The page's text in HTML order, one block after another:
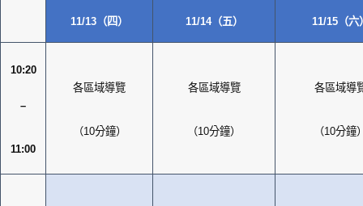
11/13 （四） 11/14（五） 11/15（六
10:20
–
11:00
各區域導覽
（10分鐘）
各區域導覽
（10分鐘）
各區域導
（10分鐘